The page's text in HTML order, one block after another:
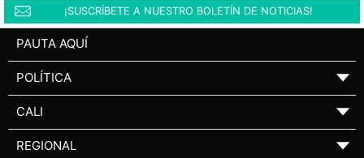
¡SUSCRÍBETE A NUESTRO BOLETÍN DE NOTICIAS!
PAUTA AQUÍ
POLÍTICA ▼
CALI ▼
REGIONAL ▼